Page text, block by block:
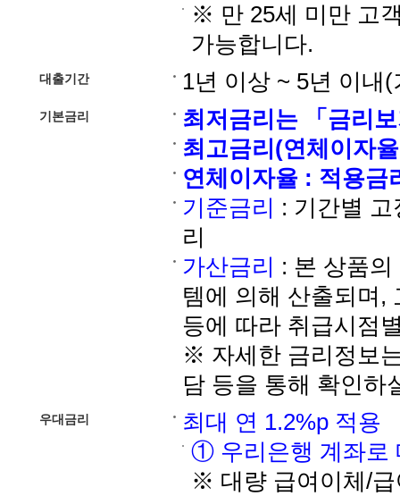
※ 만 25세 미만 고
가능합니다.
대출기간 1년 이상 ~ 5년 이내
기본금리
최저금리는 「금리
최고금리(연체이자
연체이자율 : 적용금
기준금리 : 기간별
리
가산금리 : 본 상품
템에 의해 산출되며,
등에 따라 취급시점
※ 자세한 금리정보
담 등을 통해 확인하
우대금리
최대 연 1.2%p 적용
① 우리은행 계좌로
※ 대량 급여이체/급